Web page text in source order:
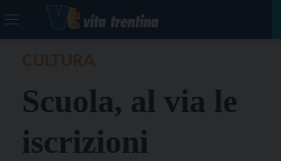
Scuola, al via le
iscrizioni